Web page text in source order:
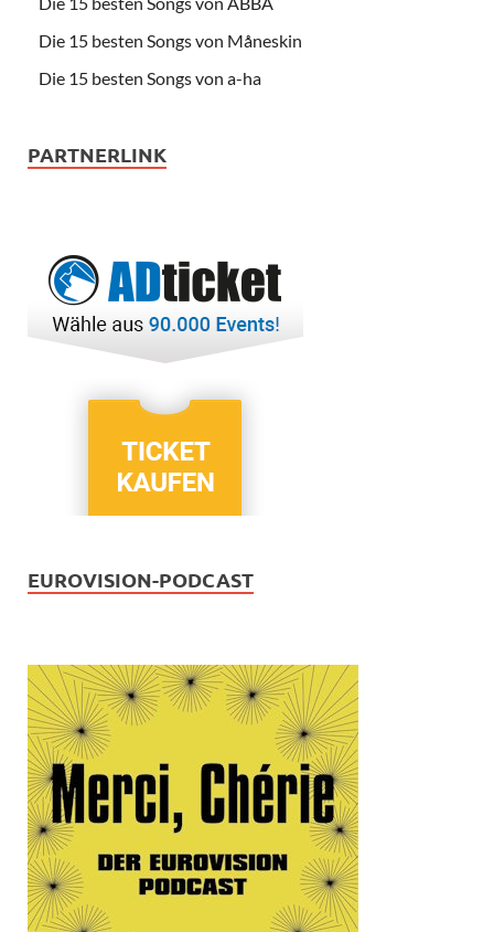
Die 15 besten Songs von Måneskin
Die 15 besten Songs von a-ha
PARTNERLINK
EUROVISION-PODCAST